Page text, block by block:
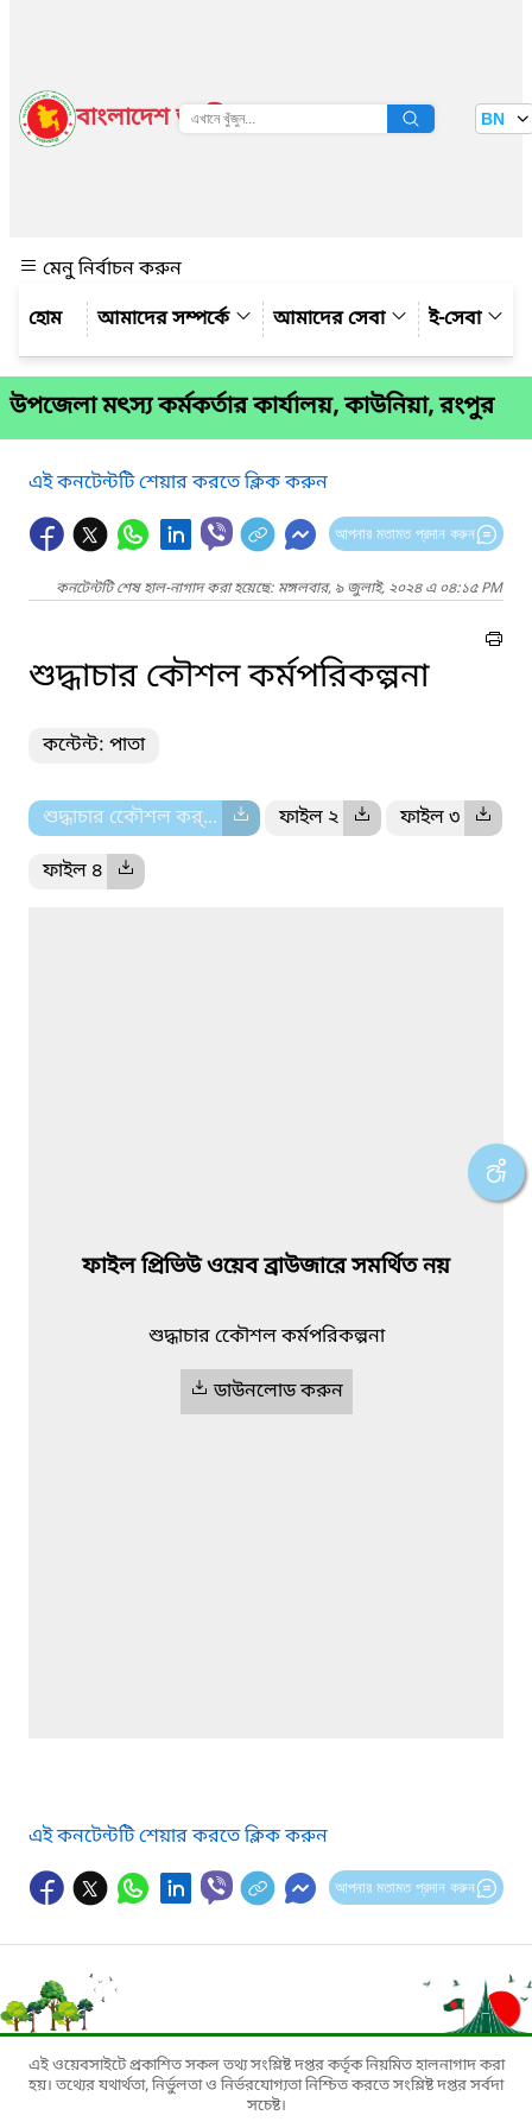
বাংলাদেশ জাতীয় তথ্য বাতায়ন BN
মেনু নির্বাচন করুন
আমাদের সম্পর্কে
আমাদের সেবা ই-সেবা
উপজেলা মৎস্য কর্মকর্তার কার্যালয়, কাউনিয়া, রংপুর
এই কনটেন্টটি শেয়ার করতে ক্লিক করুন
আপনার মতামত প্রদান করুন
কনটেন্টটি শেষ হাল-নাগাদ করা হয়েছে: মঙ্গলবার, ৯ জুলাই, ২০২৪ এ ০৪:১৫ PM
শুদ্ধাচার কৌশল কর্মপরিকল্পনা
কন্টেন্ট: পাতা
শুদ্ধাচার কেৌশল কর্... ফাইল ২ ফাইল ৩
ফাইল ৪
ফাইল প্রিভিউ ওয়েব ব্রাউজারে সমর্থিত নয়
শুদ্ধাচার কেৌশল কর্মপরিকল্পনা
ডাউনলোড করুন
এই কনটেন্টটি শেয়ার করতে ক্লিক করুন
আপনার মতামত প্রদান করুন
এই ওয়েবসাইটে প্রকাশিত সকল তথ্য সংশ্লিষ্ট দপ্তর কর্তৃক নিয়মিত হালনাগাদ করা
হয়। তথ্যের যথার্থতা, নির্ভুলতা ও নির্ভরযোগ্যতা নিশ্চিত করতে সংশ্লিষ্ট দপ্তর সর্বদা
সচেষ্ট।